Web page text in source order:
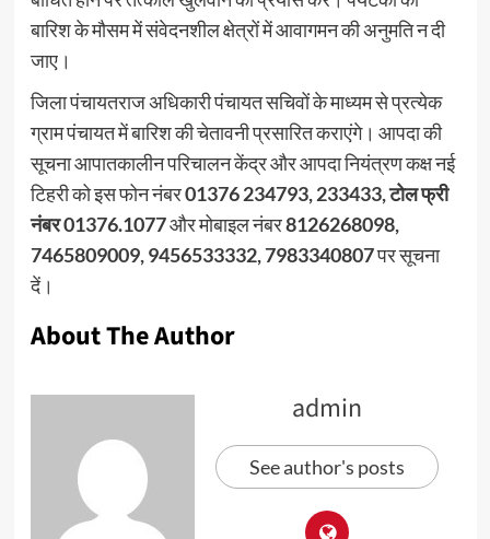
बारिश के मौसम में संवेदनशील क्षेत्रों में आवागमन की अनुमति न दी
जाए।
जिला पंचायतराज अधिकारी पंचायत सचिवों के माध्यम से प्रत्येक
ग्राम पंचायत में बारिश की चेतावनी प्रसारित कराएंगे। आपदा की
सूचना आपातकालीन परिचालन केंद्र और आपदा नियंत्रण कक्ष नई
टिहरी को इस फोन नंबर01376 234793, 233433, टोल फ्री
नंबर 01376.1077और मोबाइल नंबर8126268098,
7465809009, 9456533332, 7983340807पर सूचना
दें।
About The Author
admin
See author's posts